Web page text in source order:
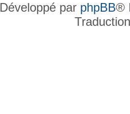
Développé par phpBB®